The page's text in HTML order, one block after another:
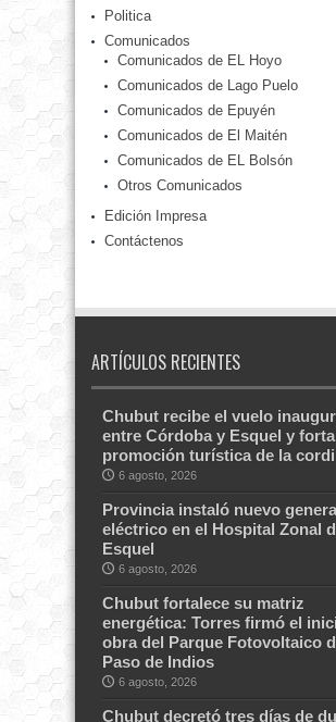
Politica
Comunicados
Comunicados de EL Hoyo
Comunicados de Lago Puelo
Comunicados de Epuyén
Comunicados de El Maitén
Comunicados de EL Bolsón
Otros Comunicados
Edición Impresa
Contáctenos
ARTÍCULOS RECIENTES
Chubut recibe el vuelo
entre Córdoba y Esquel y
promoción turística de la
6 agosto, 2026
Provincia instaló nuevo
eléctrico en el Hospital Zonal
Esquel
6 agosto, 2026
Chubut fortalece su matriz
energética: Torres firmó el
obra del Parque Fotovoltaico
Paso de Indios
6 agosto, 2026
Chubut decretó tres días de